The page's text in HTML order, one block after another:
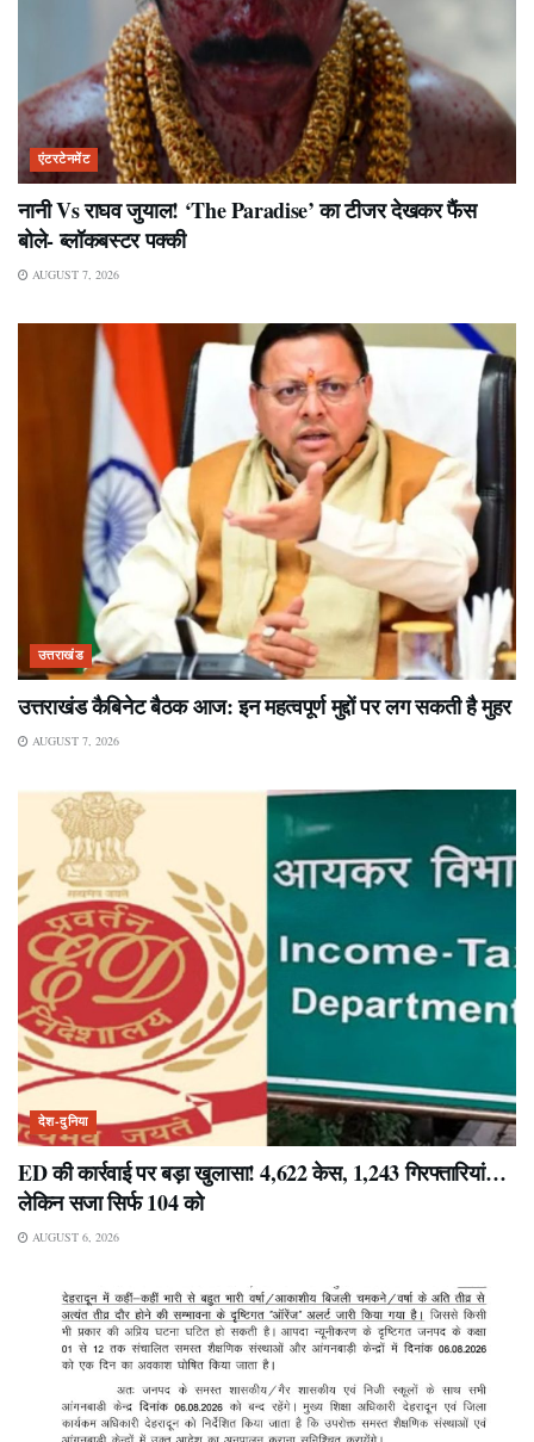
एंटरटेनमेंट
नानी Vs राघव जुयाल! ‘The Paradise’ का टीजर देखकर फैंस
बोले- ब्लॉकबस्टर पक्की
AUGUST 7, 2026
उत्तराखंड
उत्तराखंड कैबिनेट बैठक आज: इन महत्वपूर्ण मुद्दों पर लग सकती है मुहर
AUGUST 7, 2026
देश-दुनिया
ED की कार्रवाई पर बड़ा खुलासा! 4,622 केस, 1,243 गिरफ्तारियां…
लेकिन सजा सिर्फ 104 को
AUGUST 6, 2026